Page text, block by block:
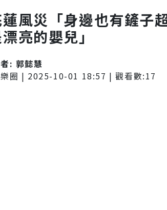
風災「身邊也有鏟
亮的嬰兒」
: 郭懿慧
圈 | 2025-10-01 18:57 | 觀看數:17